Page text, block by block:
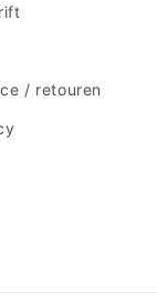
/ retouren